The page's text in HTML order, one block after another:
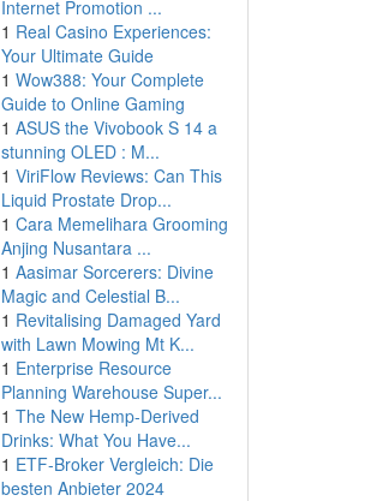
Internet Promotion ...
1 Real Casino Experiences:
Your Ultimate Guide
1 Wow388: Your Complete
Guide to Online Gaming
1 ASUS the Vivobook S 14 a
stunning OLED : M...
1 ViriFlow Reviews: Can This
Liquid Prostate Drop...
1 Cara Memelihara Grooming
Anjing Nusantara ...
1 Aasimar Sorcerers: Divine
Magic and Celestial B...
1 Revitalising Damaged Yard
with Lawn Mowing Mt K...
1 Enterprise Resource
Planning Warehouse Super...
1 The New Hemp-Derived
Drinks: What You Have...
1 ETF-Broker Vergleich: Die
besten Anbieter 2024